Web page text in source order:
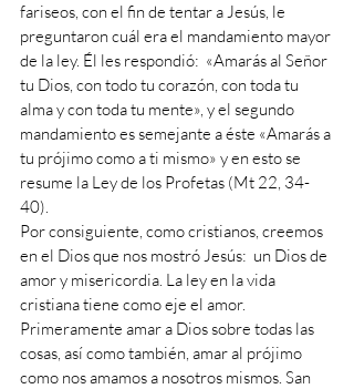
fariseos, con el fin de tentar a Jesús, le
preguntaron cuál era el mandamiento mayor
de la ley. Él les respondió:  «Amarás al Señor
tu Dios, con todo tu corazón, con toda tu
alma y con toda tu mente», y el segundo
mandamiento es semejante a éste «Amarás a
tu prójimo como a ti mismo» y en esto se
resume la Ley de los Profetas (Mt 22, 34-
40).
Por consiguiente, como cristianos, creemos
en el Dios que nos mostró Jesús:  un Dios de
amor y misericordia. La ley en la vida
cristiana tiene como eje el amor.
Primeramente amar a Dios sobre todas las
cosas, así como también, amar al prójimo
como nos amamos a nosotros mismos. San